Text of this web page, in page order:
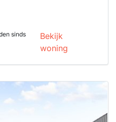
sinds
Bekijk
woning